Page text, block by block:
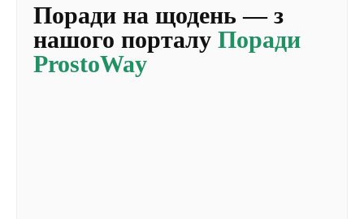
Поради на щодень — з
нашого порталу Поради
ProstoWay